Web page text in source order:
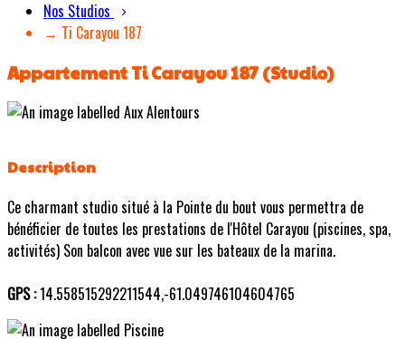
Nos Studios
→ Ti Carayou 187
Appartement Ti Carayou 187 (Studio)
Description
Ce charmant studio situé à la Pointe du bout vous permettra de
bénéficier de toutes les prestations de l'Hôtel Carayou (piscines, spa,
activités) Son balcon avec vue sur les bateaux de la marina.
GPS :14.558515292211544,-61.049746104604765